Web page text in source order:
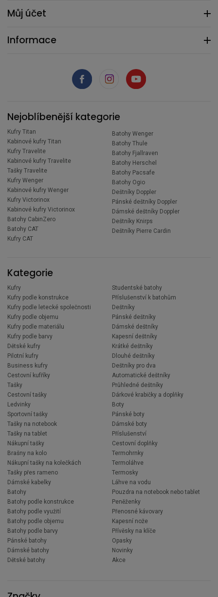
Můj účet
Informace
Nejoblíbenější kategorie
Kufry Titan
Kabinové kufry Titan
Kufry Travelite
Kabinové kufry Travelite
Tašky Travelite
Kufry Wenger
Kabinové kufry Wenger
Kufry Victorinox
Kabinové kufry Victorinox
Batohy CabinZero
Batohy CAT
Kufry CAT
Batohy Wenger
Batohy Thule
Batohy Fjallraven
Batohy Herschel
Batohy Pacsafe
Batohy Ogio
Deštníky Doppler
Pánské deštníky Doppler
Dámské deštníky Doppler
Deštníky Knirps
Deštníky Pierre Cardin
Kategorie
Kufry
Kufry podle konstrukce
Kufry podle letecké společnosti
Kufry podle objemu
Kufry podle materiálu
Kufry podle barvy
Dětské kufry
Pilotní kufry
Business kufry
Cestovní kufříky
Tašky
Cestovní tašky
Ledvinky
Sportovní tašky
Tašky na notebook
Tašky na tablet
Nákupní tašky
Brašny na kolo
Nákupní tašky na kolečkách
Tašky přes rameno
Dámské kabelky
Batohy
Batohy podle konstrukce
Batohy podle využití
Batohy podle objemu
Batohy podle barvy
Pánské batohy
Dámské batohy
Dětské batohy
Studentské batohy
Příslušenství k batohům
Deštníky
Pánské deštníky
Dámské deštníky
Kapesní deštníky
Krátké deštníky
Dlouhé deštníky
Deštníky pro dva
Automatické deštníky
Průhledné deštníky
Dárkové krabičky a doplňky
Boty
Pánské boty
Dámské boty
Příslušenství
Cestovní doplňky
Termohrnky
Termoláhve
Termosky
Láhve na vodu
Pouzdra na notebook nebo tablet
Peněženky
Přenosné kávovary
Kapesní nože
Přívěsky na klíče
Opasky
Novinky
Akce